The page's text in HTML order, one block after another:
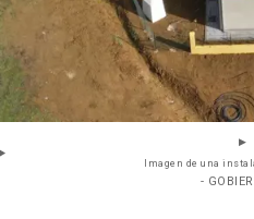
Imagen de una
-